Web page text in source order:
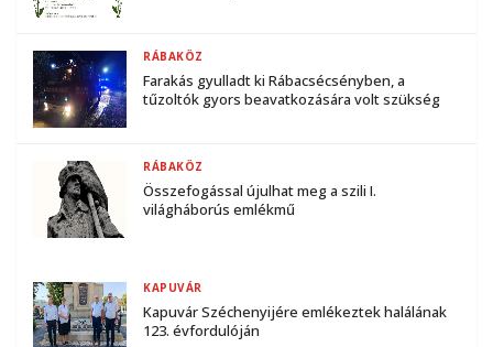
Farakás gyulladt ki Rábacsécsényben, a
tűzoltók gyors beavatkozására volt szükség
RÁBAKÖZ
Összefogással újulhat meg a szili I.
világháborús emlékmű
RÁBAKÖZ
Kapuvár Széchenyijére emlékeztek halálának
123. évfordulóján
KAPUVÁR